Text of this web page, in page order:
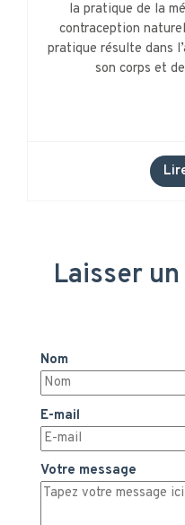
la pratique de la
contraception
pratique résulte dans
son corps et
Laisser
Nom
E-mail
Votre message